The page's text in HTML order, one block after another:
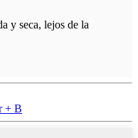
y seca, lejos de la
+ B